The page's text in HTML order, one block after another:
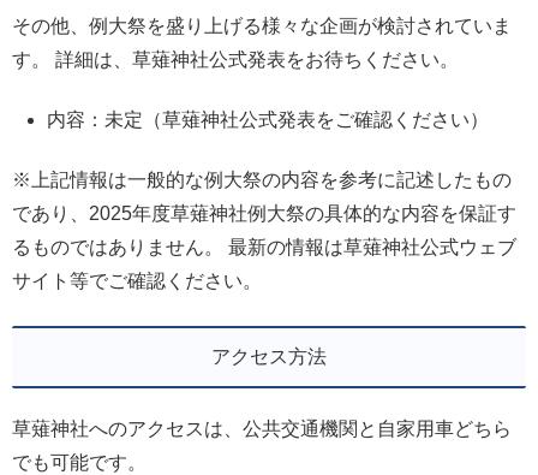
その他、例大祭を盛り上げる様々な企画が検討されていま
す。 詳細は、草薙神社公式発表をお待ちください。
内容：未定（草薙神社公式発表をご確認ください）
※上記情報は一般的な例大祭の内容を参考に記述したもの
であり、2025年度草薙神社例大祭の具体的な内容を保証す
るものではありません。 最新の情報は草薙神社公式ウェブ
サイト等でご確認ください。
アクセス方法
草薙神社へのアクセスは、公共交通機関と自家用車どちら
でも可能です。